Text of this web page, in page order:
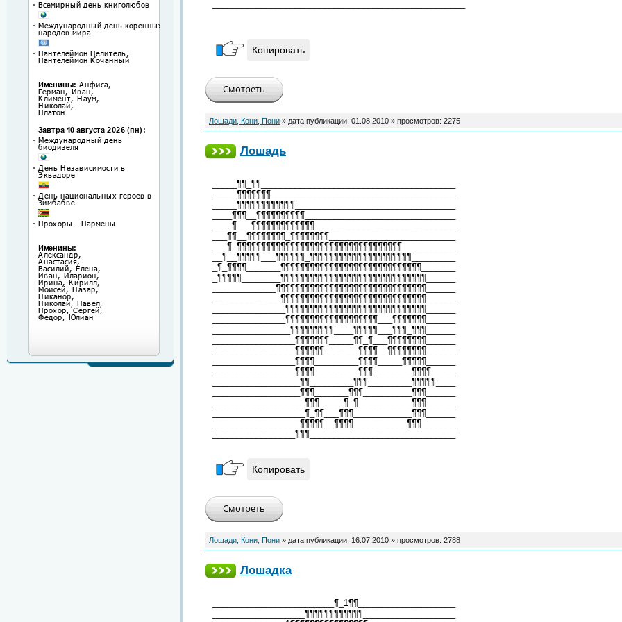
Копировать
Лошади, Кони, Пони » дата публикации: 01.08.2010 » просмотров: 2275
Лошадь
_____¶¶_¶¶________________________________________
_____¶¶¶¶¶¶¶______________________________________
_____¶¶¶¶¶¶¶¶¶¶¶¶_________________________________
____¶¶¶__¶¶¶¶¶¶¶¶¶¶_______________________________
____¶___¶¶¶¶¶¶¶¶¶¶¶¶¶_____________________________
___¶¶__¶¶¶¶¶¶¶¶_¶¶¶¶¶¶¶¶__________________________
___¶_¶¶¶¶¶¶¶¶¶¶¶¶¶¶¶¶¶¶¶¶¶¶¶¶¶¶¶¶¶¶¶¶¶¶___________
__¶__¶¶¶¶¶___¶¶¶¶¶¶_¶¶¶¶¶¶¶¶¶¶¶¶¶¶¶¶¶¶¶¶¶_________
_¶_¶¶¶¶_______¶¶¶¶¶¶¶¶¶¶¶¶¶¶¶¶¶¶¶¶¶¶¶¶¶¶¶¶¶_______
_¶¶¶¶¶________¶¶¶¶¶¶¶¶¶¶¶¶¶¶¶¶¶¶¶¶¶¶¶¶¶¶¶¶¶¶______
_____________¶¶¶¶¶¶¶¶¶¶¶¶¶¶¶¶¶¶¶¶¶¶¶¶¶¶¶¶¶¶¶______
______________¶¶¶¶¶¶¶¶¶¶¶¶¶¶¶¶¶¶¶¶¶¶¶¶¶¶¶¶¶¶______
_______________¶¶¶¶¶¶¶¶¶¶¶¶¶¶¶¶¶¶¶¶¶¶¶¶¶¶¶¶¶______
_______________¶¶¶¶¶¶¶¶¶¶¶¶¶¶¶¶¶¶¶___¶¶¶¶¶¶¶______
________________¶¶¶¶¶¶¶¶¶____¶¶¶¶¶___¶¶¶_¶¶¶______
_________________¶¶¶¶¶¶¶_____¶¶_¶___¶¶¶¶¶¶¶¶______
_________________¶¶¶¶¶¶_______¶¶¶¶__¶¶¶¶¶¶¶¶______
_________________¶¶¶¶_________¶¶¶¶_____¶¶¶¶¶______
_________________¶¶¶¶_________¶¶¶________¶¶¶¶_____
__________________¶¶_________¶¶¶_________¶¶¶¶¶____
__________________¶¶¶_______¶¶¶__________¶¶¶______
___________________¶¶¶_____¶_¶___________¶¶¶______
___________________¶_¶¶___¶¶¶____________¶¶¶______
__________________¶¶¶¶¶__¶¶¶¶___________¶¶¶_______
_________________¶¶¶______________________________
Копировать
Лошади, Кони, Пони » дата публикации: 16.07.2010 » просмотров: 2788
Лошадка
_________________________¶_1¶¶____________________
___________________¶¶¶¶¶¶¶¶¶¶¶¶___________________